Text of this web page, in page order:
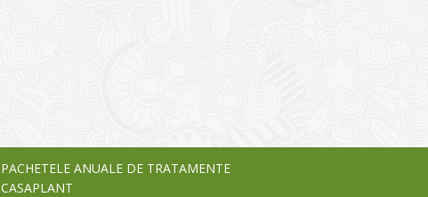
PACHETELE ANUALE DE TRATAMENTE
CASAPLANT